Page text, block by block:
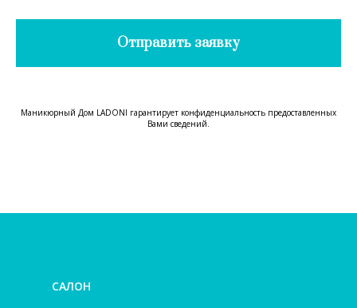
Отправить заявку
Маникюрный Дом LADONI гарантирует конфиденциальность предоставленных
Вами сведений.
САЛОН